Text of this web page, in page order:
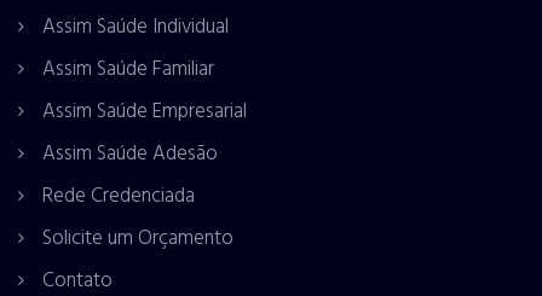
Assim Saúde Individual
Assim Saúde Familiar
Assim Saúde Empresarial
Assim Saúde Adesão
Rede Credenciada
Solicite um Orçamento
Contato